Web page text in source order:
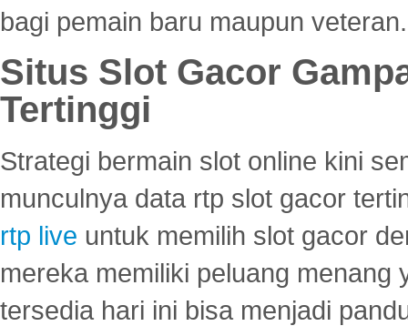
bagi pemain baru maupun veteran.
Situs Slot Gacor
Tertinggi
Strategi bermain slot online kini
munculnya data rtp slot gacor
rtp live untuk memilih slot gacor
mereka memiliki peluang menang
tersedia hari ini bisa menjadi